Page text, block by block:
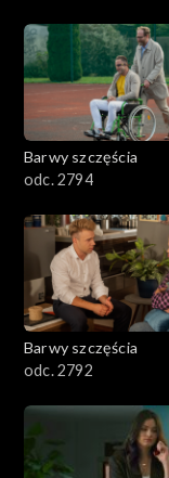
2201–2300
2101–2200
2001–2100
1801–1900
1701–1800
1601–1700
1501–1600
1401–1500
Barwy szczęścia
odc. 2794
Barwy szczęścia
odc. 2792